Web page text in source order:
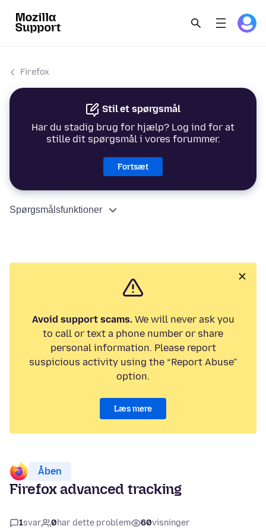
Firefox
Stil et spørgsmål
Har du stadig brug for hjælp? Log ind for at
stille dit spørgsmål i vores forummer.
Fortsæt
Spørgsmålsfunktioner
Avoid support scams.We will never ask you
to call or text a phone number or share
personal information. Please report
suspicious activity using the “Report Abuse”
option.
Læs mere
Åben
Firefox advanced tracking
1svar 0har dette problem 60visninger